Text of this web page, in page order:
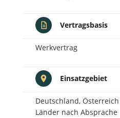
Vertragsbasis
Werkvertrag
Einsatzgebiet
Deutschland,
Länder nach Absprache